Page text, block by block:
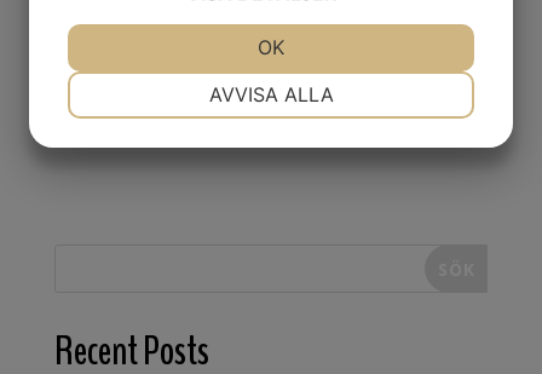
Vi vill härmed tacka alla våra kunder och
önska Er en GOD JUL
Recent Posts
AVVISA ALLA
OK